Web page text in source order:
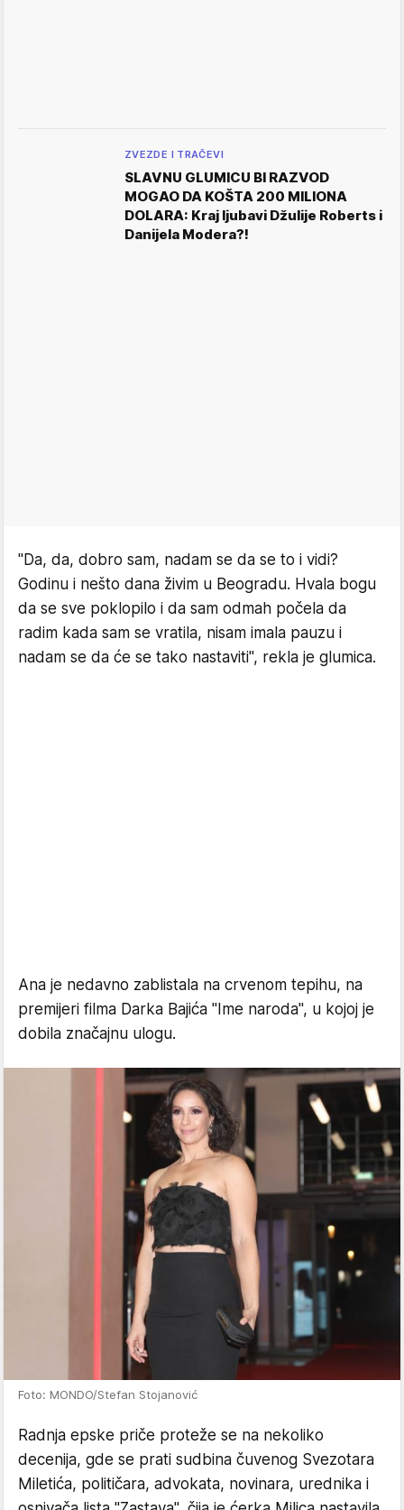
ZVEZDE I TRAČEVI
SLAVNU GLUMICU BI RAZVOD
MOGAO DA KOŠTA 200 MILIONA
DOLARA: Kraj ljubavi Džulije Roberts i
Danijela Modera?!
"Da, da, dobro sam, nadam se da se to i vidi?
Godinu i nešto dana živim u Beogradu. Hvala bogu
da se sve poklopilo i da sam odmah počela da
radim kada sam se vratila, nisam imala pauzu i
nadam se da će se tako nastaviti", rekla je glumica.
Ana je nedavno zablistala na crvenom tepihu, na
premijeri filma Darka Bajića "Ime naroda", u kojoj je
dobila značajnu ulogu.
Foto: MONDO/Stefan Stojanović
Radnja epske priče proteže se na nekoliko
decenija, gde se prati sudbina čuvenog Svezotara
Miletića, političara, advokata, novinara, urednika i